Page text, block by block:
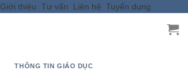
Giới thiệu Tư vấn Liên hệ Tuyển dụng
THÔNG TIN GIÁO DỤC